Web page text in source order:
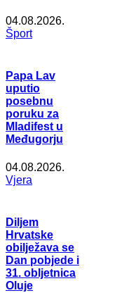
04.08.2026.
Šport
Papa Lav
uputio
posebnu
poruku za
Mladifest u
Međugorju
04.08.2026.
Vjera
Diljem
Hrvatske
obilježava se
Dan pobjede i
31. obljetnica
Oluje